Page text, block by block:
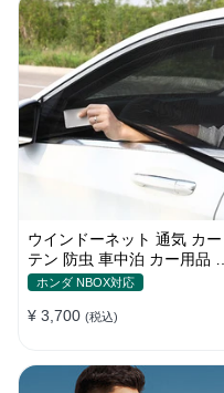
ウインドーネット 通気 カー
テン 防虫 車中泊 カー用品 網
戸 取付簡単
ホンダ NBOX対応
¥ 3,700 (税込)